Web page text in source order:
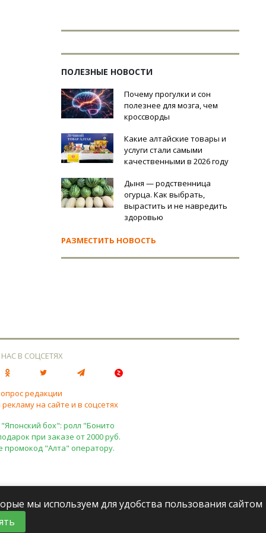
ПОЛЕЗНЫЕ НОВОСТИ
Почему прогулки и сон
полезнее для мозга, чем
кроссворды
Какие алтайские товары и
услуги стали самыми
качественными в 2026 году
Дыня — родственница
огурца. Как выбрать,
вырастить и не навредить
здоровью
РАЗМЕСТИТЬ НОВОСТЬ
В СОЦСЕТЯХ
редакции
на сайте и в соцсетях
бох": ролл "Бонито
при заказе от 2000 руб.
промокод "Алта" оператору.
мы используем для удобства пользования сайтом